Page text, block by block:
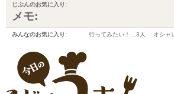
じぶんのお気に入り:
メモ:
みんなのお気に入り: 行ってみたい！… 3人 オシャ